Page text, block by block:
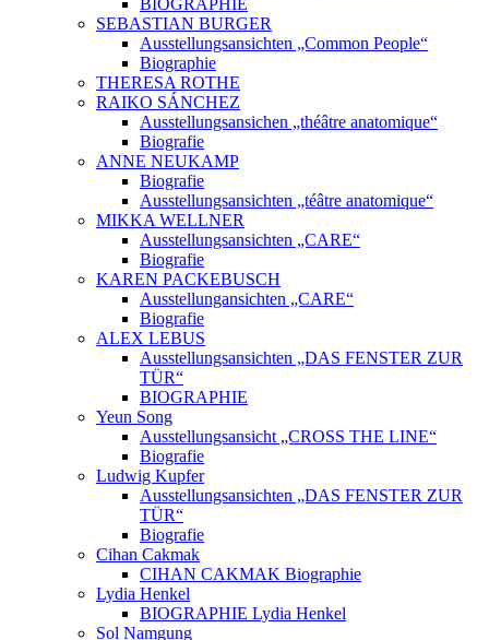
SEBASTIAN BURGER
Ausstellungsansichten „Common People“
Biographie
THERESA ROTHE
RAIKO SÁNCHEZ
Ausstellungsansichen „théâtre anatomique“
Biografie
ANNE NEUKAMP
Biografie
Ausstellungsansichten „téâtre anatomique“
MIKKA WELLNER
Ausstellungsansichten „CARE“
Biografie
KAREN PACKEBUSCH
Ausstellungansichten „CARE“
Biografie
ALEX LEBUS
Ausstellungsansichten „DAS FENSTER ZUR
TÜR“
BIOGRAPHIE
Yeun Song
Ausstellungsansicht „CROSS THE LINE“
Biografie
Ludwig Kupfer
Ausstellungsansichten „DAS FENSTER ZUR
TÜR“
Biografie
Cihan Cakmak
CIHAN CAKMAK Biographie
Lydia Henkel
BIOGRAPHIE Lydia Henkel
Sol Namgung